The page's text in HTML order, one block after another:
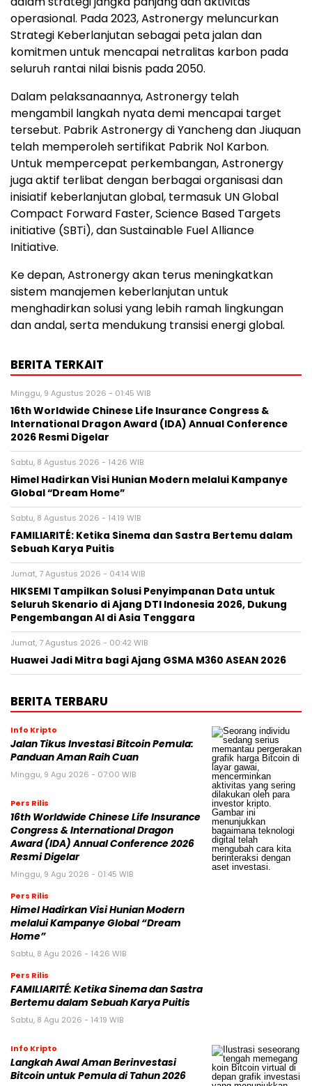
operasional. Pada 2023, Astronergy meluncurkan
Strategi Keberlanjutan sebagai peta jalan dan
komitmen untuk mencapai netralitas karbon pada
seluruh rantai nilai bisnis pada 2050.
Dalam pelaksanaannya, Astronergy telah
mengambil langkah nyata demi mencapai target
tersebut. Pabrik Astronergy di Yancheng dan Jiuquan
telah memperoleh sertifikat Pabrik Nol Karbon.
Untuk mempercepat perkembangan, Astronergy
juga aktif terlibat dengan berbagai organisasi dan
inisiatif keberlanjutan global, termasuk UN Global
Compact Forward Faster, Science Based Targets
initiative (SBTi), dan Sustainable Fuel Alliance
Initiative.
Ke depan, Astronergy akan terus meningkatkan
sistem manajemen keberlanjutan untuk
menghadirkan solusi yang lebih ramah lingkungan
dan andal, serta mendukung transisi energi global.
BERITA TERKAIT
Minggu, 9 Agustus 2026 - 01:45 WIB
16th Worldwide Chinese Life Insurance Congress &
International Dragon Award (IDA) Annual Conference
2026 Resmi Digelar
Sabtu, 8 Agustus 2026 - 14:26 WIB
Himel Hadirkan Visi Hunian Modern melalui Kampanye
Global “Dream Home”
Sabtu, 8 Agustus 2026 - 14:19 WIB
FAMILIARITÉ: Ketika Sinema dan Sastra Bertemu dalam
Sebuah Karya Puitis
Jumat, 7 Agustus 2026 - 04:14 WIB
HIKSEMI Tampilkan Solusi Penyimpanan Data untuk
Seluruh Skenario di Ajang DTI Indonesia 2026, Dukung
Pengembangan AI di Asia Tenggara
Jumat, 7 Agustus 2026 - 00:42 WIB
Huawei Jadi Mitra bagi Ajang GSMA M360 ASEAN 2026
BERITA TERBARU
Info Kripto
Jalan Tikus Investasi Bitcoin Pemula:
Panduan Aman Raih Cuan
Minggu, 9 Agu 2026 - 07:00 WIB
Pers Rilis
16th Worldwide Chinese Life Insurance
Congress & International Dragon
Award (IDA) Annual Conference 2026
Resmi Digelar
Minggu, 9 Agu 2026 - 01:45 WIB
Pers Rilis
Himel Hadirkan Visi Hunian Modern
melalui Kampanye Global “Dream
Home”
Sabtu, 8 Agu 2026 - 14:26 WIB
Pers Rilis
FAMILIARITÉ: Ketika Sinema dan Sastra
Bertemu dalam Sebuah Karya Puitis
Sabtu, 8 Agu 2026 - 14:19 WIB
Info Kripto
Langkah Awal Aman Berinvestasi
Bitcoin untuk Pemula di Tahun 2026